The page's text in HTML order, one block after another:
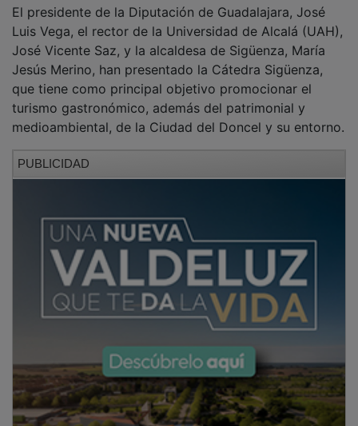
Luis Vega, el rector de la Universidad de Alcalá (UAH),
José Vicente Saz, y la alcaldesa de Sigüenza, María
Jesús Merino, han presentado la Cátedra Sigüenza,
que tiene como principal objetivo promocionar el
turismo gastronómico, además del patrimonial y
medioambiental, de la Ciudad del Doncel y su entorno.